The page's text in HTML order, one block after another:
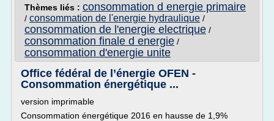
Thèmes liés : consommation d energie primaire
/ consommation de l'energie hydraulique /
consommation de l'energie electrique /
consommation finale d energie /
consommation d'energie unite
Office fédéral de l’énergie OFEN -
Consommation énergétique ...
version imprimable
Consommation énergétique 2016 en hausse de 1,9%